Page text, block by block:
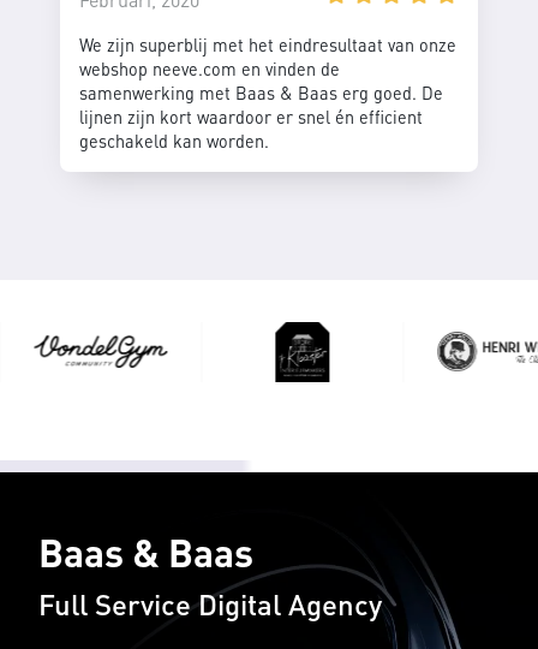
We zijn superblij met het eindresultaat van onze
webshop neeve.com en vinden de
samenwerking met Baas & Baas erg goed. De
lijnen zijn kort waardoor er snel én efficient
geschakeld kan worden.
Baas & Baas
Full Service Digital Agency